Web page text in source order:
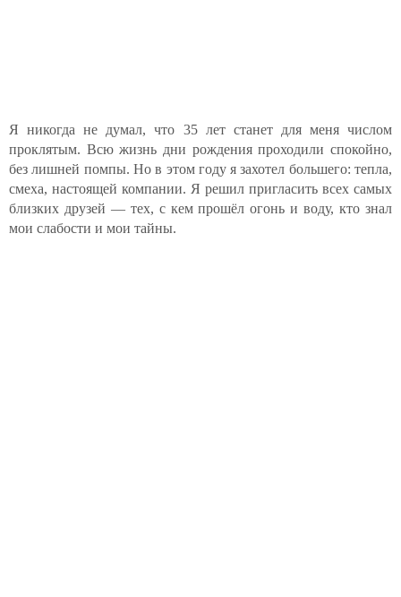
Я никогда не думал, что 35 лет станет для меня числом
проклятым. Всю жизнь дни рождения проходили спокойно,
без лишней помпы. Но в этом году я захотел большего: тепла,
смеха, настоящей компании. Я решил пригласить всех самых
близких друзей — тех, с кем прошёл огонь и воду, кто знал
мои слабости и мои тайны.